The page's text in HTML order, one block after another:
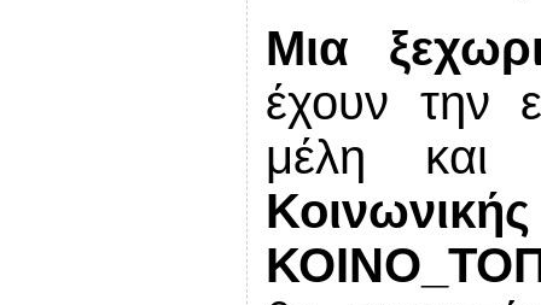
Μια
έχουν την
μέλη